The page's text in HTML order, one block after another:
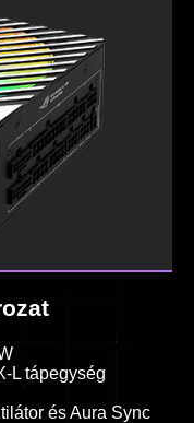
L tápegység
és Aura Sync